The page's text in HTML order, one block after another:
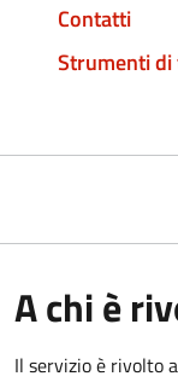
Contatti
Strumenti
A chi è
Il servizio è rivolto